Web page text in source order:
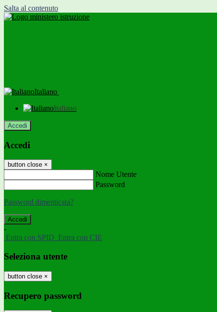
Salta al contenuto
Italiano
Italiano
Accedi
Accedi
button close ×
Nome Utente
Password
Password dimenticata?
-
Entra con SPID Entra con CIE
Seleziona utente
button close ×
Recupero password